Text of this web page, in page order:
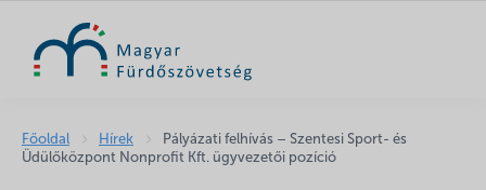
Főoldal Hírek
Pályázati felhívás – Szentesi Sport- és
Üdülőközpont Nonprofit Kft. ügyvezetői pozíció